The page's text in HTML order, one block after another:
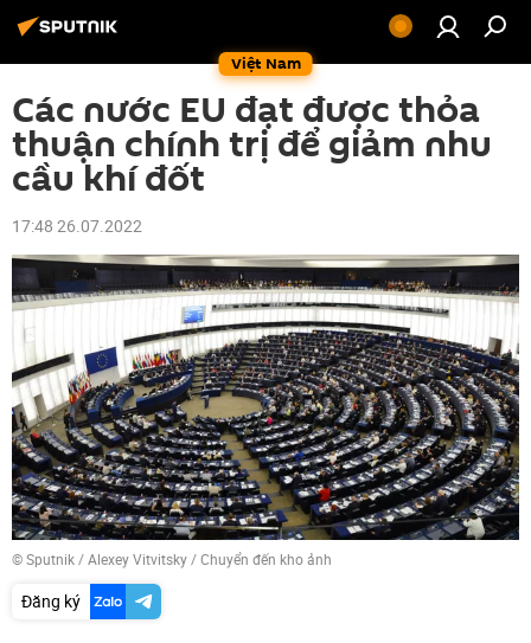
Việt Nam
Các nước EU đạt được thỏa
thuận chính trị để giảm nhu
cầu khí đốt
17:48 26.07.2022
© Sputnik / Alexey Vitvitsky/Chuyển đến kho ảnh
Đăng ký